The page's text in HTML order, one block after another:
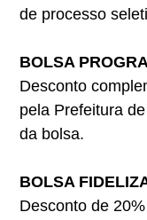
de processo
BOLSA
Desconto
pela Prefeitura
da bolsa.
BOLSA
Desconto de